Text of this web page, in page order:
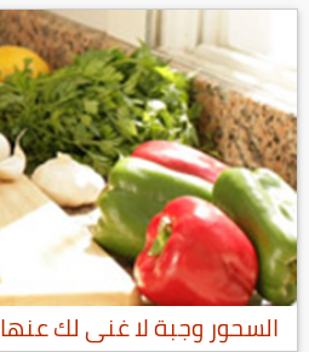
السحور وجبة لا غنى لك عنها